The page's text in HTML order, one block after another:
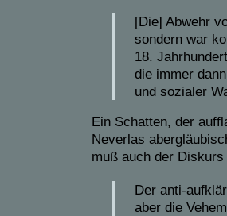
[Die] Abwehr
sondern war
18.
die immer
und sozialer
Ein Schatten, der
Neverlas
muß auch der
Der anti-
aber die